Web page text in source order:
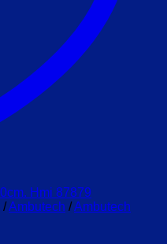
/Ambutech /Ambutech